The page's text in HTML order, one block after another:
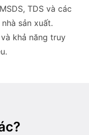
TDS và các
sản xuất.
khả năng truy